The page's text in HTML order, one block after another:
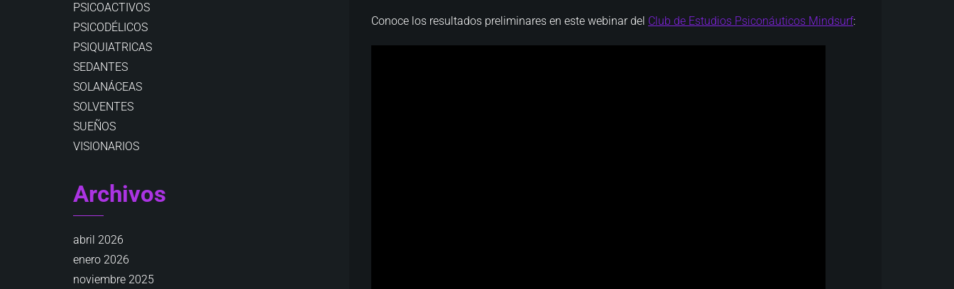
Conoce los resultados preliminares en este webinar del Club de Estudios Psiconáuticos Mindsurf:
PSICOACTIVOS
PSICODÉLICOS
PSIQUIATRICAS
SEDANTES
SOLANÁCEAS
SOLVENTES
SUEÑOS
VISIONARIOS
Archivos
abril 2026
enero 2026
noviembre 2025